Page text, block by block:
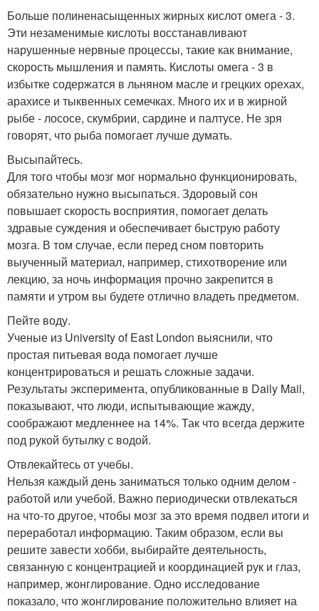
Больше полиненасыщенных жирных кислот омега - 3.
Эти незаменимые кислоты восстанавливают
нарушенные нервные процессы, такие как внимание,
скорость мышления и память. Кислоты омега - 3 в
избытке содержатся в льняном масле и грецких орехах,
арахисе и тыквенных семечках. Много их и в жирной
рыбе - лососе, скумбрии, сардине и палтусе. Не зря
говорят, что рыба помогает лучше думать.
Высыпайтесь.
Для того чтобы мозг мог нормально функционировать,
обязательно нужно высыпаться. Здоровый сон
повышает скорость восприятия, помогает делать
здравые суждения и обеспечивает быструю работу
мозга. В том случае, если перед сном повторить
выученный материал, например, стихотворение или
лекцию, за ночь информация прочно закрепится в
памяти и утром вы будете отлично владеть предметом.
Пейте воду.
Ученые из University of East London выяснили, что
простая питьевая вода помогает лучше
концентрироваться и решать сложные задачи.
Результаты эксперимента, опубликованные в Daily Mail,
показывают, что люди, испытывающие жажду,
соображают медленнее на 14%. Так что всегда держите
под рукой бутылку с водой.
Отвлекайтесь от учебы.
Нельзя каждый день заниматься только одним делом -
работой или учебой. Важно периодически отвлекаться
на что-то другое, чтобы мозг за это время подвел итоги и
переработал информацию. Таким образом, если вы
решите завести хобби, выбирайте деятельность,
связанную с концентрацией и координацией рук и глаз,
например, жонглирование. Одно исследование
показало, что жонглирование положительно влияет на